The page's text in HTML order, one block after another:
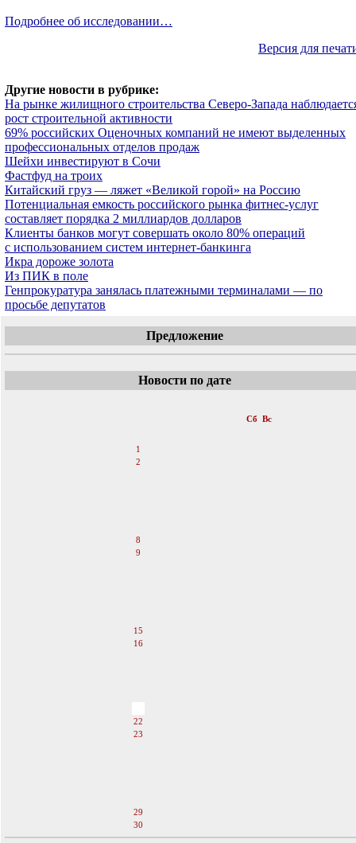
Подробнее об исследовании…
Версия для
Другие новости в рубрике:
На рынке жилищного строительства Северо-Запада
рост строительной активности
69% российских Оценочных компаний не имеют выделенных
профессиональных отделов продаж
Шейхи инвестируют в Сочи
Фастфуд на троих
Китайский груз — ляжет «Великой горой» на Россию
Потенциальная емкость российского рынка фитнес-услуг
составляет порядка 2 миллиардов долларов
Клиенты банков могут совершать около 80% операций
с использованием систем интернет-банкинга
Икра дороже золота
Из ПИК в поле
Генпрокуратура занялась платежными терминалами — по
просьбе депутатов
Предложение
Новости по дате
Сб Вс
1
2
8
9
15
16
22
23
29
30